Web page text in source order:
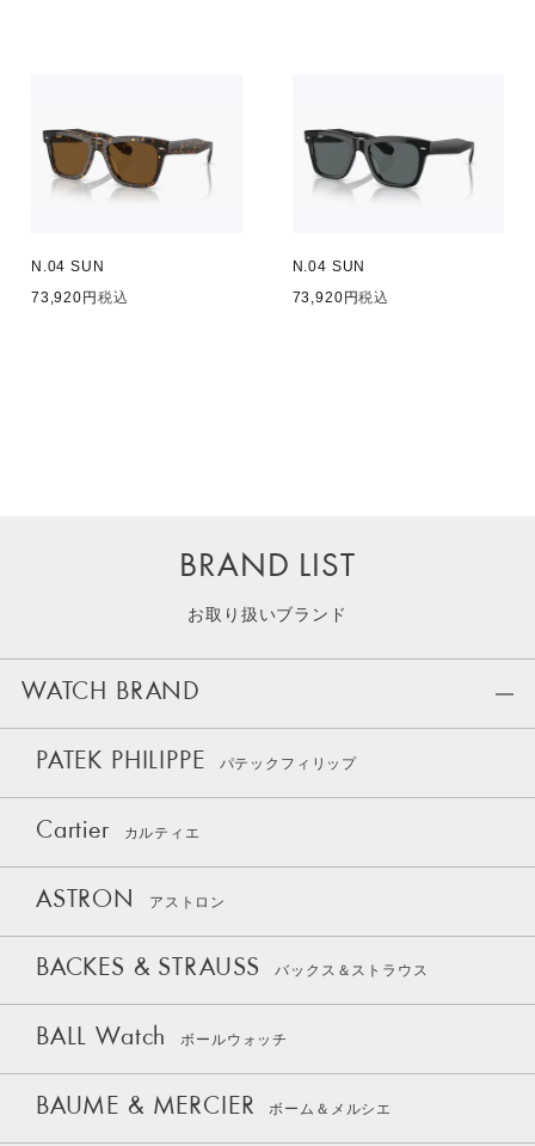
N.04 SUN
73,920
税込
N.04 SUN
73,920
税込
BRAND LIST
お取り扱いブランド
WATCH BRAND
PATEK PHILIPPE パテックフィリップ
Cartier カルティエ
ASTRON アストロン
BACKES & STRAUSS バックス＆ストラウス
BALL Watch ボールウォッチ
BAUME & MERCIER ボーム＆メルシエ